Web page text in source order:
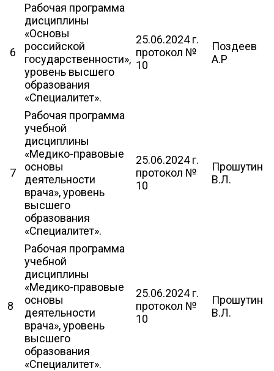
6
Рабочая программа
дисциплины
«Основы
российской
государственности»,
уровень высшего
образования
«Специалитет».
25.06.2024 г.
протокол №
10
Поздеев
А.Р
7
Рабочая программа
учебной
дисциплины
«Медико-правовые
основы
деятельности
врача», уровень
высшего
образования
«Специалитет».
25.06.2024 г.
протокол №
10
Прошутин
В.Л.
8
Рабочая программа
учебной
дисциплины
«Медико-правовые
основы
деятельности
врача», уровень
высшего
образования
«Специалитет».
25.06.2024 г.
протокол №
10
Прошутин
В.Л.